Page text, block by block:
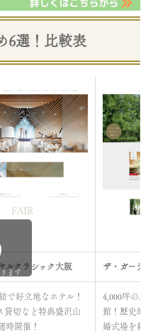
6選！比較表
ルクラシック大阪 ザ・ガーデ
で好立地なホテル！
貸切など特典盛沢山
時開催！
4,000坪の
館！歴史的
婚式場を新
ます